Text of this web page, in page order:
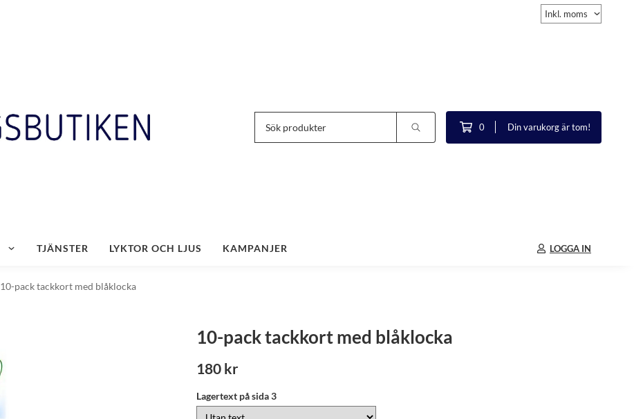
0 Din varukorg är tom!
TJÄNSTER LYKTOR OCH LJUS KAMPANJER LOGGA IN
10-pack tackkort med blåklocka
10-pack tackkort med blåklocka
180 kr
Lagertext på sida 3